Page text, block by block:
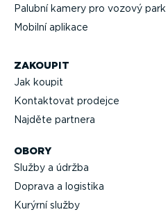
Palubní kamery pro vozový park
Mobilní aplikace
ZAKOUPIT
Jak koupit
Kontaktovat prodejce
Najděte partnera
OBORY
Služby a údržba
Doprava a logistika
Kurýrní služby